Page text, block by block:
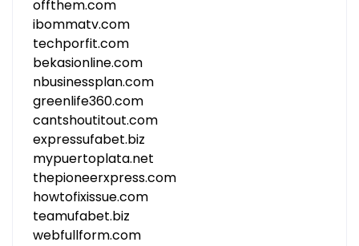
offthem.com
ibommatv.com
techporfit.com
bekasionline.com
nbusinessplan.com
greenlife360.com
cantshoutitout.com
expressufabet.biz
mypuertoplata.net
thepioneerxpress.com
howtofixissue.com
teamufabet.biz
webfullform.com